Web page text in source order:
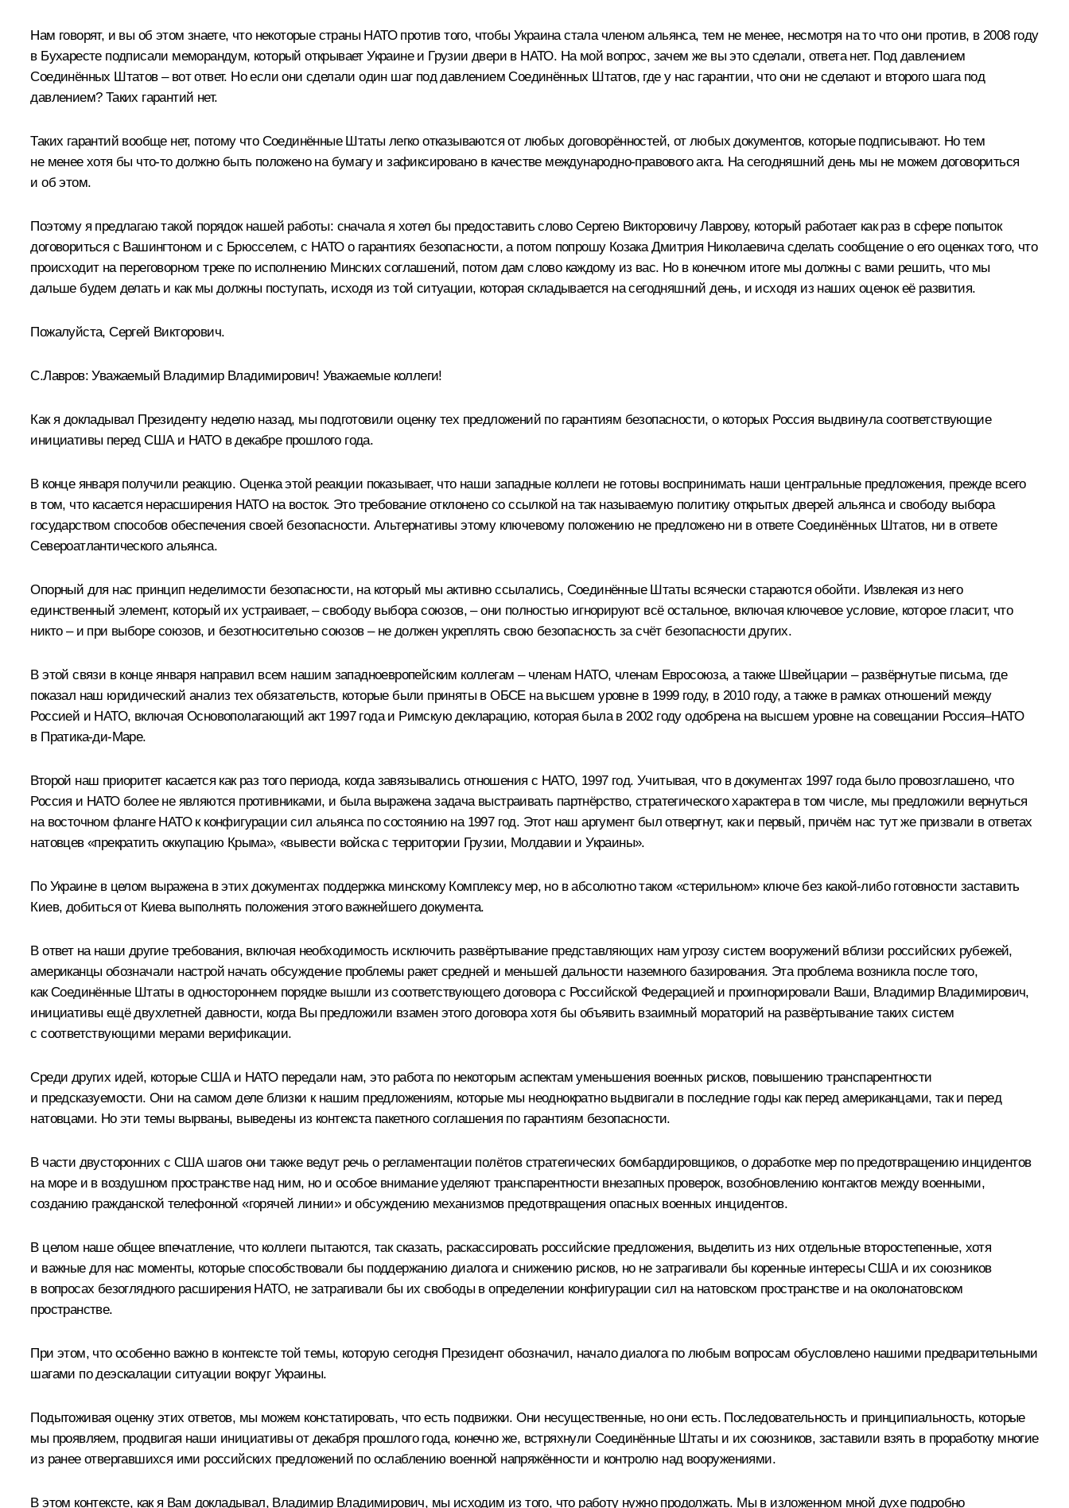
Нам говорят, и вы об этом знаете, что некоторые страны НАТО против того, чтобы Украина стала членом альянса, тем не менее, несмотря на то что они против, в 2008 году
в Бухаресте подписали меморандум, который открывает Украине и Грузии двери в НАТО. На мой вопрос, зачем же вы это сделали, ответа нет. Под давлением
Соединённых Штатов – вот ответ. Но если они сделали один шаг под давлением Соединённых Штатов, где у нас гарантии, что они не сделают и второго шага под
давлением? Таких гарантий нет.
Таких гарантий вообще нет, потому что Соединённые Штаты легко отказываются от любых договорённостей, от любых документов, которые подписывают. Но тем
не менее хотя бы что-то должно быть положено на бумагу и зафиксировано в качестве международно-правового акта. На сегодняшний день мы не можем договориться
и об этом.
Поэтому я предлагаю такой порядок нашей работы: сначала я хотел бы предоставить слово Сергею Викторовичу Лаврову, который работает как раз в сфере попыток
договориться с Вашингтоном и с Брюсселем, с НАТО о гарантиях безопасности, а потом попрошу Козака Дмитрия Николаевича сделать сообщение о его оценках того, что
происходит на переговорном треке по исполнению Минских соглашений, потом дам слово каждому из вас. Но в конечном итоге мы должны с вами решить, что мы
дальше будем делать и как мы должны поступать, исходя из той ситуации, которая складывается на сегодняшний день, и исходя из наших оценок её развития.
Пожалуйста, Сергей Викторович.
С.Лавров:Уважаемый Владимир Владимирович! Уважаемые коллеги!
Как я докладывал Президенту неделю назад, мы подготовили оценку тех предложений по гарантиям безопасности, о которых Россия выдвинула соответствующие
инициативы перед США и НАТО в декабре прошлого года.
В конце января получили реакцию. Оценка этой реакции показывает, что наши западные коллеги не готовы воспринимать наши центральные предложения, прежде всего
в том, что касается нерасширения НАТО на восток. Это требование отклонено со ссылкой на так называемую политику открытых дверей альянса и свободу выбора
государством способов обеспечения своей безопасности. Альтернативы этому ключевому положению не предложено ни в ответе Соединённых Штатов, ни в ответе
Североатлантического альянса.
Опорный для нас принцип неделимости безопасности, на который мы активно ссылались, Соединённые Штаты всячески стараются обойти. Извлекая из него
единственный элемент, который их устраивает, – свободу выбора союзов, – они полностью игнорируют всё остальное, включая ключевое условие, которое гласит, что
никто – и при выборе союзов, и безотносительно союзов – не должен укреплять свою безопасность за счёт безопасности других.
В этой связи в конце января направил всем нашим западноевропейским коллегам – членам НАТО, членам Евросоюза, а также Швейцарии – развёрнутые письма, где
показал наш юридический анализ тех обязательств, которые были приняты в ОБСЕ на высшем уровне в 1999 году, в 2010 году, а также в рамках отношений между
Россией и НАТО, включая Основополагающий акт 1997 года и Римскую декларацию, которая была в 2002 году одобрена на высшем уровне на совещании Россия–НАТО
в Пратика-ди-Маре.
Второй наш приоритет касается как раз того периода, когда завязывались отношения с НАТО, 1997 год. Учитывая, что в документах 1997 года было провозглашено, что
Россия и НАТО более не являются противниками, и была выражена задача выстраивать партнёрство, стратегического характера в том числе, мы предложили вернуться
на восточном фланге НАТО к конфигурации сил альянса по состоянию на 1997 год. Этот наш аргумент был отвергнут, как и первый, причём нас тут же призвали в ответах
натовцев «прекратить оккупацию Крыма», «вывести войска с территории Грузии, Молдавии и Украины».
По Украине в целом выражена в этих документах поддержка минскому Комплексу мер, но в абсолютно таком «стерильном» ключе без какой-либо готовности заставить
Киев, добиться от Киева выполнять положения этого важнейшего документа.
В ответ на наши другие требования, включая необходимость исключить развёртывание представляющих нам угрозу систем вооружений вблизи российских рубежей,
американцы обозначали настрой начать обсуждение проблемы ракет средней и меньшей дальности наземного базирования. Эта проблема возникла после того,
как Соединённые Штаты в одностороннем порядке вышли из соответствующего договора с Российской Федерацией и проигнорировали Ваши, Владимир Владимирович,
инициативы ещё двухлетней давности, когда Вы предложили взамен этого договора хотя бы объявить взаимный мораторий на развёртывание таких систем
с соответствующими мерами верификации.
Среди других идей, которые США и НАТО передали нам, это работа по некоторым аспектам уменьшения военных рисков, повышению транспарентности
и предсказуемости. Они на самом деле близки к нашим предложениям, которые мы неоднократно выдвигали в последние годы как перед американцами, так и перед
натовцами. Но эти темы вырваны, выведены из контекста пакетного соглашения по гарантиям безопасности.
В части двусторонних с США шагов они также ведут речь о регламентации полётов стратегических бомбардировщиков, о доработке мер по предотвращению инцидентов
на море и в воздушном пространстве над ним, но и особое внимание уделяют транспарентности внезапных проверок, возобновлению контактов между военными,
созданию гражданской телефонной «горячей линии» и обсуждению механизмов предотвращения опасных военных инцидентов.
В целом наше общее впечатление, что коллеги пытаются, так сказать, раскассировать российские предложения, выделить из них отдельные второстепенные, хотя
и важные для нас моменты, которые способствовали бы поддержанию диалога и снижению рисков, но не затрагивали бы коренные интересы США и их союзников
в вопросах безоглядного расширения НАТО, не затрагивали бы их свободы в определении конфигурации сил на натовском пространстве и на околонатовском
пространстве.
При этом, что особенно важно в контексте той темы, которую сегодня Президент обозначил, начало диалога по любым вопросам обусловлено нашими предварительными
шагами по деэскалации ситуации вокруг Украины.
Подытоживая оценку этих ответов, мы можем констатировать, что есть подвижки. Они несущественные, но они есть. Последовательность и принципиальность, которые
мы проявляем, продвигая наши инициативы от декабря прошлого года, конечно же, встряхнули Соединённые Штаты и их союзников, заставили взять в проработку многие
из ранее отвергавшихся ими российских предложений по ослаблению военной напряжённости и контролю над вооружениями.
В этом контексте, как я Вам докладывал, Владимир Владимирович, мы исходим из того, что работу нужно продолжать. Мы в изложенном мной духе подробно